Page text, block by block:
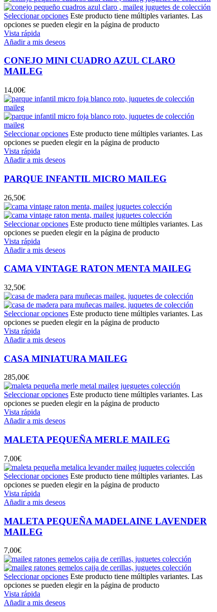
Seleccionar opciones Este producto tiene múltiples variantes. Las
opciones se pueden elegir en la página de producto
Vista rápida
Añadir a mis deseos
CONEJO MINI CUADRO AZUL CLARO
MAILEG
14,00€
Seleccionar opciones Este producto tiene múltiples variantes. Las
opciones se pueden elegir en la página de producto
Vista rápida
Añadir a mis deseos
PARQUE INFANTIL MICRO MAILEG
26,50€
Seleccionar opciones Este producto tiene múltiples variantes. Las
opciones se pueden elegir en la página de producto
Vista rápida
Añadir a mis deseos
CAMA VINTAGE RATON MENTA MAILEG
32,50€
Seleccionar opciones Este producto tiene múltiples variantes. Las
opciones se pueden elegir en la página de producto
Vista rápida
Añadir a mis deseos
CASA MINIATURA MAILEG
285,00€
Seleccionar opciones Este producto tiene múltiples variantes. Las
opciones se pueden elegir en la página de producto
Vista rápida
Añadir a mis deseos
MALETA PEQUEÑA MERLE MAILEG
7,00€
Seleccionar opciones Este producto tiene múltiples variantes. Las
opciones se pueden elegir en la página de producto
Vista rápida
Añadir a mis deseos
MALETA PEQUEÑA MADELAINE LAVENDER
MAILEG
7,00€
Seleccionar opciones Este producto tiene múltiples variantes. Las
opciones se pueden elegir en la página de producto
Vista rápida
Añadir a mis deseos